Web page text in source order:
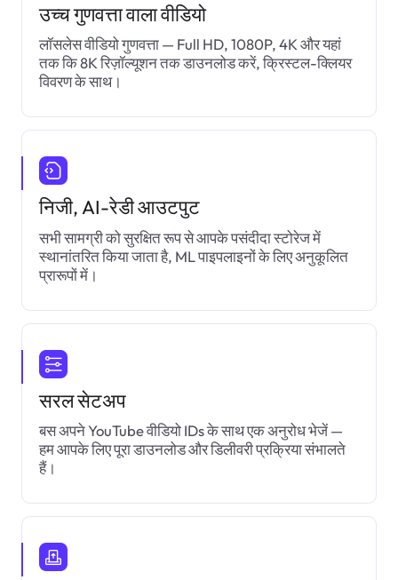
उच्च गुणवत्ता वाला वीडियो
लॉसलेस वीडियो गुणवत्ता — Full HD, 1080P, 4K और यहां
तक कि 8K रिज़ॉल्यूशन तक डाउनलोड करें, क्रिस्टल-क्लियर
विवरण के साथ।
निजी, AI-रेडी आउटपुट
सभी सामग्री को सुरक्षित रूप से आपके पसंदीदा स्टोरेज में
स्थानांतरित किया जाता है, ML पाइपलाइनों के लिए अनुकूलित
प्रारूपों में।
सरल सेटअप
बस अपने YouTube वीडियो IDs के साथ एक अनुरोध भेजें —
हम आपके लिए पूरा डाउनलोड और डिलीवरी प्रक्रिया संभालते
हैं।